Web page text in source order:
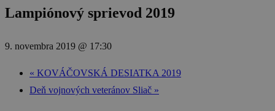
Lampiónový sprievod 2019
9. novembra 2019 @ 17:30
« KOVÁČOVSKÁ DESIATKA 2019
Deň vojnových veteránov Sliač »